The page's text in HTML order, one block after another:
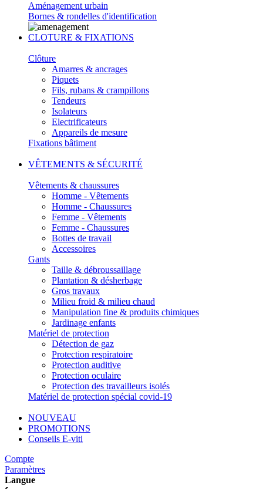
Aménagement urbain
Bornes & rondelles d'identification
CLOTURE & FIXATIONS
Clôture
Amarres & ancrages
Piquets
Fils, rubans & crampillons
Tendeurs
Isolateurs
Electrificateurs
Appareils de mesure
Fixations bâtiment
VÊTEMENTS & SÉCURITÉ
Vêtements & chaussures
Homme - Vêtements
Homme - Chaussures
Femme - Vêtements
Femme - Chaussures
Bottes de travail
Accessoires
Gants
Taille & débroussaillage
Plantation & désherbage
Gros travaux
Milieu froid & milieu chaud
Manipulation fine & produits chimiques
Jardinage enfants
Matériel de protection
Détection de gaz
Protection respiratoire
Protection auditive
Protection oculaire
Protection des travailleurs isolés
Matériel de protection spécial covid-19
NOUVEAU
PROMOTIONS
Conseils E-viti
Compte
Paramètres
Langue